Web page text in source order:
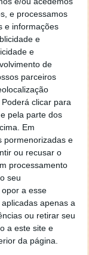
e processamos
e informações
e
e
de
parceiros
clicar para
pela parte dos
Em
pormenorizadas e
ou recusar o
processamento
seu
a esse
apenas a
ou retirar seu
a este site e
da página.
mais
e
que
69,45 preço
Global PC
$
preço de